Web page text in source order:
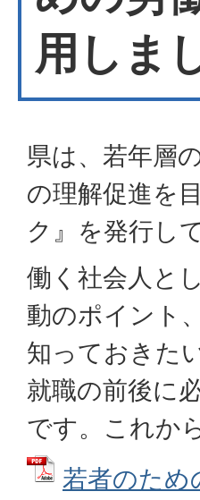
用しま
県は、若年層
の理解促進を
ク』を発行し
働く社会人と
動のポイント
知っておきた
就職の前後に
です。これか
若者のため